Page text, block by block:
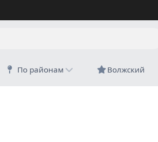
По районам Волжский